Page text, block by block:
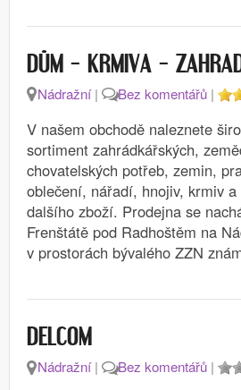
DŮM – KRMIVA –
Nádražní| Bez komentářů |
V našem obchodě naleznete
sortiment zahrádkářských,
chovatelských potřeb, zemin,
oblečení, nářadí, hnojiv, krmiv a
dalšího zboží. Prodejna se
Frenštátě pod Radhoštěm na
v prostorách bývalého ZZN
DELCOM
Nádražní| Bez komentářů |